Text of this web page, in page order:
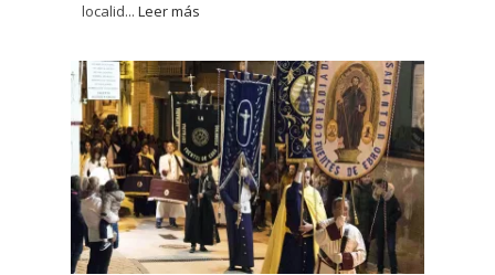
localid... Leer más